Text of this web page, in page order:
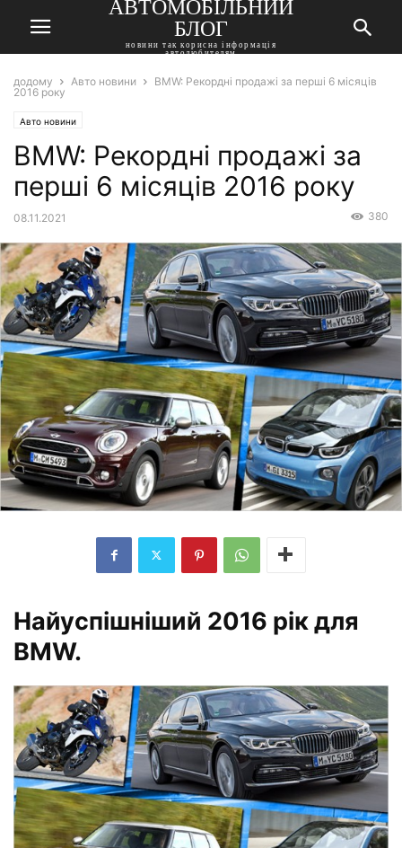
АВТОМОБІЛЬНИЙ
БЛОГ
новини так корисна інформація
автолюбителям
додому Авто новини
BMW: Рекордні продажі за перші 6 місяців
2016 року
Авто новини
BMW: Рекордні продажі за
перші 6 місяців 2016 року
08.11.2021 380
Найуспішніший 2016 рік для
BMW.